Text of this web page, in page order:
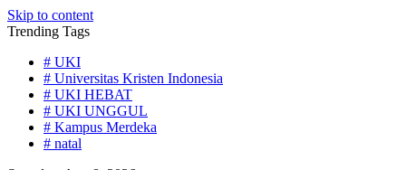
Skip to content
Trending Tags
# UKI
# Universitas Kristen Indonesia
# UKI HEBAT
# UKI UNGGUL
# Kampus Merdeka
# natal